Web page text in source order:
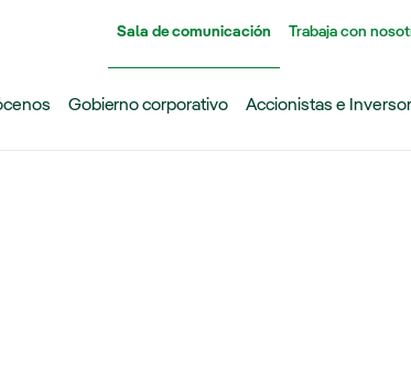
Sala de comunicación Trabaja con
Gobierno corporativo Accionistas e